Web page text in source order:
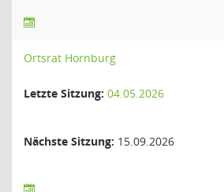
Ortsrat Hornburg
Letzte Sitzung: 04.05.2026
Nächste Sitzung: 15.09.2026